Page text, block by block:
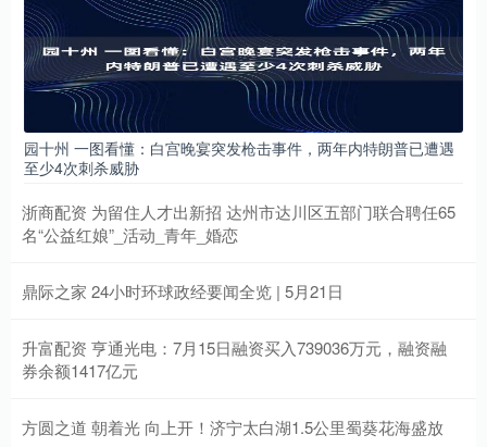
园十州 一图看懂：白宫晚宴突发枪击事件，两年内特朗普已遭遇
至少4次刺杀威胁
浙商配资 为留住人才出新招 达州市达川区五部门联合聘任65
名“公益红娘”_活动_青年_婚恋
鼎际之家 24小时环球政经要闻全览 | 5月21日
升富配资 亨通光电：7月15日融资买入739036万元，融资融
券余额1417亿元
方圆之道 朝着光 向上开！济宁太白湖1.5公里蜀葵花海盛放